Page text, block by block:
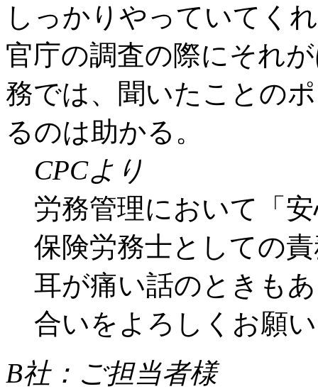
しっかりやっていてく
官庁の調査の際にそれ
務では、聞いたことの
るのは助かる。
CPCより
労務管理において「
保険労務士としての
耳が痛い話のときも
合いをよろしくお願
B社：ご担当者様